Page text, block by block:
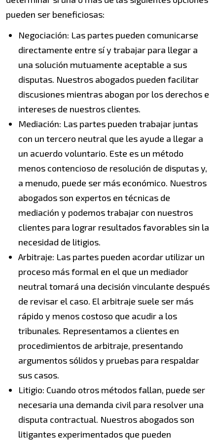
pueden ser beneficiosas:
Negociación: Las partes pueden comunicarse
directamente entre sí y trabajar para llegar a
una solución mutuamente aceptable a sus
disputas. Nuestros abogados pueden facilitar
discusiones mientras abogan por los derechos e
intereses de nuestros clientes.
Mediación: Las partes pueden trabajar juntas
con un tercero neutral que les ayude a llegar a
un acuerdo voluntario. Este es un método
menos contencioso de resolución de disputas y,
a menudo, puede ser más económico. Nuestros
abogados son expertos en técnicas de
mediación y podemos trabajar con nuestros
clientes para lograr resultados favorables sin la
necesidad de litigios.
Arbitraje: Las partes pueden acordar utilizar un
proceso más formal en el que un mediador
neutral tomará una decisión vinculante después
de revisar el caso. El arbitraje suele ser más
rápido y menos costoso que acudir a los
tribunales. Representamos a clientes en
procedimientos de arbitraje, presentando
argumentos sólidos y pruebas para respaldar
sus casos.
Litigio: Cuando otros métodos fallan, puede ser
necesaria una demanda civil para resolver una
disputa contractual. Nuestros abogados son
litigantes experimentados que pueden